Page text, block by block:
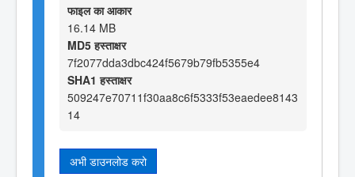
फाइल का आकार
16.14 MB
MD5 हस्ताक्षर
7f2077dda3dbc424f5679b79fb5355e4
SHA1 हस्ताक्षर
509247e70711f30aa8c6f5333f53eaedee8143
14
अभी डाउनलोड करो